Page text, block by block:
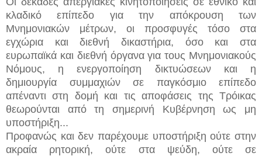
κλαδικό επίπεδο για την απόκρουση των
Μνημονιακών μέτρων, οι προσφυγές τόσο στα
εγχώρια και διεθνή δικαστήρια, όσο και στα
ευρωπαϊκά και διεθνή όργανα για τους Μνημονιακούς
Νόμους, η ενεργοποίηση δικτυώσεων και η
δημιουργία συμμαχιών σε παγκόσμιο επίπεδο
απέναντι στη δομή και τις αποφάσεις της Τρόικας
θεωρούνται από τη σημερινή Κυβέρνηση ως μη
υποστήριξη...
Προφανώς και δεν παρέχουμε υποστήριξη ούτε στην
ακραία ρητορική, ούτε στα ψεύδη, ούτε σε